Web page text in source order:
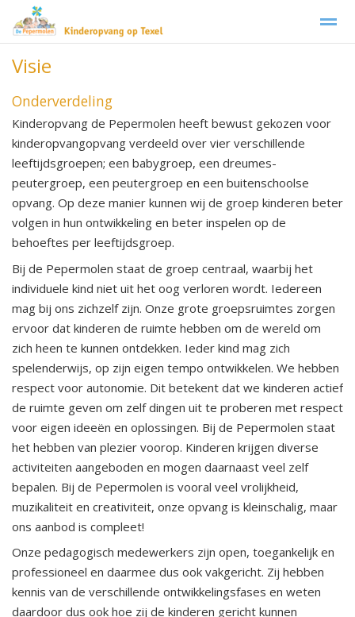
Kinderopvang Texel De Pepermolen
Home Foto's Facebook Instagram
Visie
Onderverdeling
Kinderopvang de Pepermolen heeft bewust gekozen voor
kinderopvangopvang verdeeld over vier verschillende
leeftijdsgroepen; een babygroep, een dreumes-
peutergroep, een peutergroep en een buitenschoolse
opvang. Op deze manier kunnen wij de groep kinderen beter
volgen in hun ontwikkeling en beter inspelen op de
behoeftes per leeftijdsgroep.
Bij de Pepermolen staat de groep centraal, waarbij het
individuele kind niet uit het oog verloren wordt. Iedereen
mag bij ons zichzelf zijn. Onze grote groepsruimtes zorgen
ervoor dat kinderen de ruimte hebben om de wereld om
zich heen te kunnen ontdekken. Ieder kind mag zich
spelenderwijs, op zijn eigen tempo ontwikkelen. We hebben
respect voor autonomie. Dit betekent dat we kinderen actief
de ruimte geven om zelf dingen uit te proberen met respect
voor eigen ideeën en oplossingen. Bij de Pepermolen staat
het hebben van plezier voorop. Kinderen krijgen diverse
activiteiten aangeboden en mogen daarnaast veel zelf
bepalen. Bij de Pepermolen is vooral veel vrolijkheid,
muzikaliteit en creativiteit, onze opvang is kleinschalig, maar
ons aanbod is compleet!
Onze pedagogisch medewerkers zijn open, toegankelijk en
professioneel en daarmee dus ook vakgericht. Zij hebben
kennis van de verschillende ontwikkelingsfases en weten
daardoor dus ook hoe zij de kinderen gericht kunnen